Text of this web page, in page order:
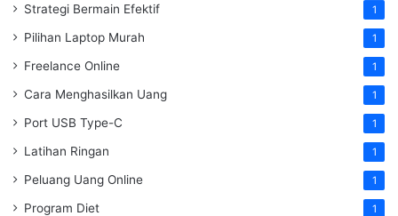
Strategi Bermain Efektif 1
Pilihan Laptop Murah 1
Freelance Online 1
Cara Menghasilkan Uang 1
Port USB Type-C 1
Latihan Ringan 1
Peluang Uang Online 1
Program Diet 1